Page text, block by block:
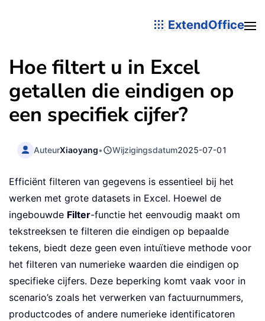
ExtendOffice
Hoe filtert u in Excel
getallen die eindigen op
een specifiek cijfer?
AuteurXiaoyang• Wijzigingsdatum2025-07-01
Efficiënt filteren van gegevens is essentieel bij het
werken met grote datasets in Excel. Hoewel de
ingebouwde Filter-functie het eenvoudig maakt om
tekstreeksen te filteren die eindigen op bepaalde
tekens, biedt deze geen even intuïtieve methode voor
het filteren van numerieke waarden die eindigen op
specifieke cijfers. Deze beperking komt vaak voor in
scenario’s zoals het verwerken van factuurnummers,
productcodes of andere numerieke identificatoren